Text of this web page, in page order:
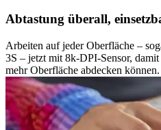
Abtastung überall,
Arbeiten auf jeder Oberfläche –
3S – jetzt mit 8k-DPI-Sensor,
mehr Oberfläche abdecken können.